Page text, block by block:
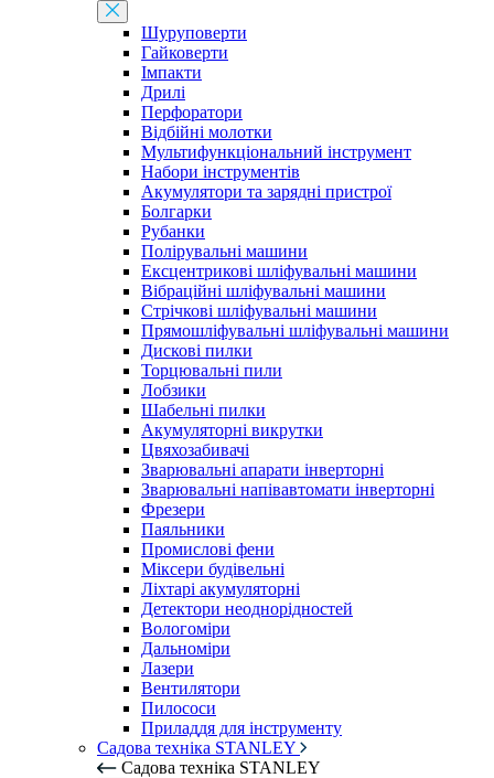
Шуруповерти
Гайковерти
Імпакти
Дрилі
Перфоратори
Відбійні молотки
Мультифункціональний інструмент
Набори інструментів
Акумулятори та зарядні пристрої
Болгарки
Рубанки
Полірувальні машини
Ексцентрикові шліфувальні машини
Вібраційні шліфувальні машини
Стрічкові шліфувальні машини
Прямошліфувальні шліфувальні машини
Дискові пилки
Торцювальні пили
Лобзики
Шабельні пилки
Акумуляторні викрутки
Цвяхозабивачі
Зварювальні апарати інверторні
Зварювальні напівавтомати інверторні
Фрезери
Паяльники
Промислові фени
Міксери будівельні
Ліхтарі акумуляторні
Детектори неоднорідностей
Вологоміри
Дальноміри
Лазери
Вентилятори
Пилососи
Приладдя для інструменту
Садова техніка STANLEY
Садова техніка STANLEY